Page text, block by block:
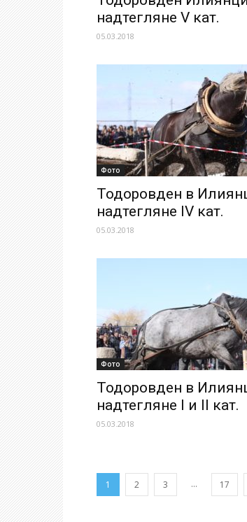
надтегляне V кат.
05.03.2018
Фото
Тодоровден в
надтегляне IV кат.
05.03.2018
Фото
Тодоровден в
надтегляне I и II кат.
05.03.2018
1 2 3 ... 17